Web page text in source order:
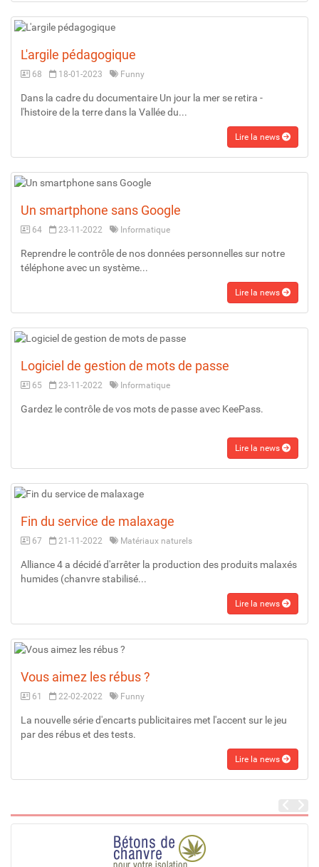
L'argile pédagogique
68 18-01-2023 Funny
Dans la cadre du documentaire Un jour la mer se retira -
l'histoire de la terre dans la Vallée du...
Lire la news
Un smartphone sans Google
64 23-11-2022 Informatique
Reprendre le contrôle de nos données personnelles sur notre
téléphone avec un système...
Lire la news
Logiciel de gestion de mots de passe
65 23-11-2022 Informatique
Gardez le contrôle de vos mots de passe avec KeePass.
Lire la news
Fin du service de malaxage
67 21-11-2022 Matériaux naturels
Alliance 4 a décidé d'arrêter la production des produits malaxés
humides (chanvre stabilisé...
Lire la news
Vous aimez les rébus ?
61 22-02-2022 Funny
La nouvelle série d'encarts publicitaires met l'accent sur le jeu
par des rébus et des tests.
Lire la news